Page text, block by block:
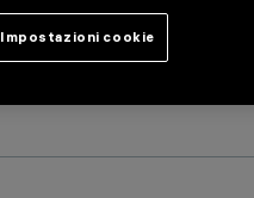
Impostazioni cookie